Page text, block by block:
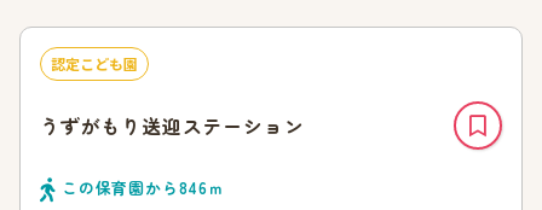
認定こども園
うずがもり送迎ステーション
この保育園から846ｍ